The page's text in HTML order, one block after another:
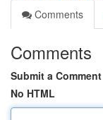
Comments
Comments
Submit a Comment
No HTML